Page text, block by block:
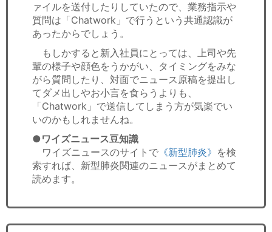
ァイルを送付したりしていたので、業務指示や
質問は「Chatwork」で行うという共通認識が
あったからでしょう。
もしかすると新入社員にとっては、上司や先
輩の様子や顔色をうかがい、タイミングをみな
がら質問したり、対面でニュース原稿を提出し
てダメ出しやお小言を食らうよりも、
「Chatwork」で送信してしまう方が気楽でい
いのかもしれませんね。
●ワイズニュース豆知識
ワイズニュースのサイトで 《新型肺炎》 を検
索すれば、新型肺炎関連のニュースがまとめて
読めます。